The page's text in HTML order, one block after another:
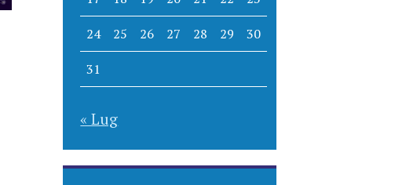
24 25 26 27 28 29 30
31
« Lug